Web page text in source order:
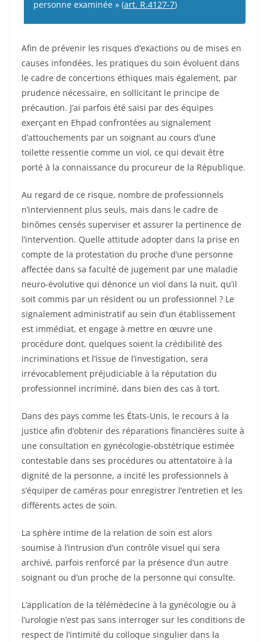
personne examinée » (art. R.4127-7)
Afin de prévenir les risques d’exactions ou de mises en
causes infondées, les pratiques du soin évoluent dans
le cadre de concertions éthiques mais également, par
prudence nécessaire, en sollicitant le principe de
précaution. J’ai parfois été saisi par des équipes
exerçant en Ehpad confrontées au signalement
d’attouchements par un soignant au cours d’une
toilette ressentie comme un viol, ce qui devait être
porté à la connaissance du procureur de la République.
Au regard de ce risque, nombre de professionnels
n’interviennent plus seuls, mais dans le cadre de
binômes censés superviser et assurer la pertinence de
l’intervention. Quelle attitude adopter dans la prise en
compte de la protestation du proche d’une personne
affectée dans sa faculté de jugement par une maladie
neuro-évolutive qui dénonce un viol dans la nuit, qu’il
soit commis par un résident ou un professionnel ? Le
signalement administratif au sein d’un établissement
est immédiat, et engage à mettre en œuvre une
procédure dont, quelques soient la crédibilité des
incriminations et l’issue de l’investigation, sera
irrévocablement préjudiciable à la réputation du
professionnel incriminé, dans bien des cas à tort.
Dans des pays comme les États-Unis, le recours à la
justice afin d’obtenir des réparations financières suite à
une consultation en gynécologie-obstétrique estimée
contestable dans ses procédures ou attentatoire à la
dignité de la personne, a incité les professionnels à
s’équiper de caméras pour enregistrer l’entretien et les
différents actes de soin.
La sphère intime de la relation de soin est alors
soumise à l’intrusion d’un contrôle visuel qui sera
archivé, parfois renforcé par la présence d’un autre
soignant ou d’un proche de la personne qui consulte.
L’application de la télémédecine à la gynécologie ou à
l’urologie n’est pas sans interroger sur les conditions de
respect de l’intimité du colloque singulier dans la